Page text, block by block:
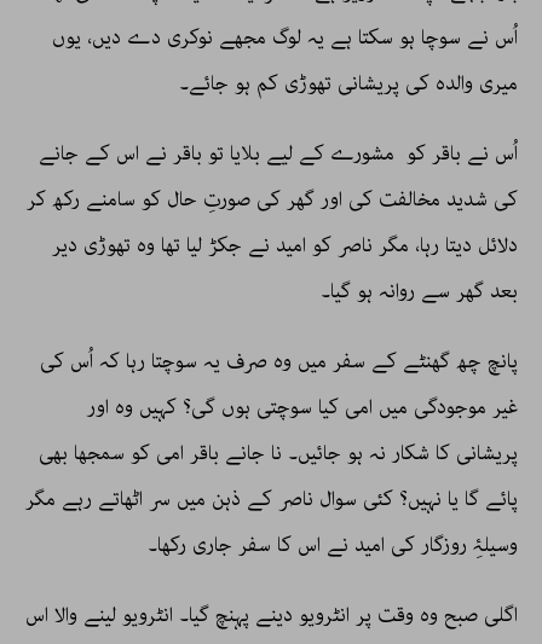
اُس نے سوچا ہو سکتا ہے یہ لوگ مجھے نوکری دے دیں، یوں
میری والدہ کی پریشانی تھوڑی کم ہو جائے۔
اُس نے باقر کو مشورے کے لیے بلایا تو باقر نے اس کے جانے
کی شدید مخالفت کی اور گھر کی صورتِ حال کو سامنے رکھ کر
دلائل دیتا رہا، مگر ناصر کو امید نے جکڑ لیا تھا وہ تھوڑی دیر
بعد گھر سے روانہ ہو گیا۔
پانچ چھ گھنٹے کے سفر میں وہ صرف یہ سوچتا رہا کہ اُس کی
غیر موجودگی میں امی کیا سوچتی ہوں گی؟ کہیں وہ اور
پریشانی کا شکار نہ ہو جائیں۔ نا جانے باقر امی کو سمجھا بھی
پائے گا یا نہیں؟ کئی سوال ناصر کے ذہن میں سر اٹھاتے رہے مگر
وسیلۂِ روزگار کی امید نے اس کا سفر جاری رکھا۔
اگلی صبح وہ وقت پر انٹرویو دینے پہنچ گیا۔ انٹرویو لینے والا اس